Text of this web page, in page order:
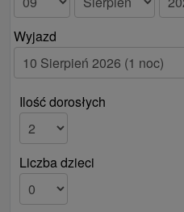
Wyjazd
Ilość dorosłych
Liczba dzieci